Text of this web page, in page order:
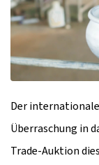
Der
Überraschung in
Trade-Auktion